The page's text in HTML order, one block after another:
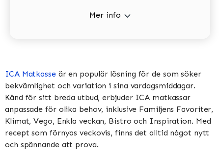
Mer info
ICA Matkasseär en populär lösning för de som söker
bekvämlighet och variation i sina vardagsmiddagar.
Känd för sitt breda utbud, erbjuder ICA matkassar
anpassade för olika behov, inklusive Familjens Favoriter,
Klimat, Vego, Enkla veckan, Bistro och Inspiration​​​​. Med
recept som förnyas veckovis, finns det alltid något nytt
och spännande att prova​​.